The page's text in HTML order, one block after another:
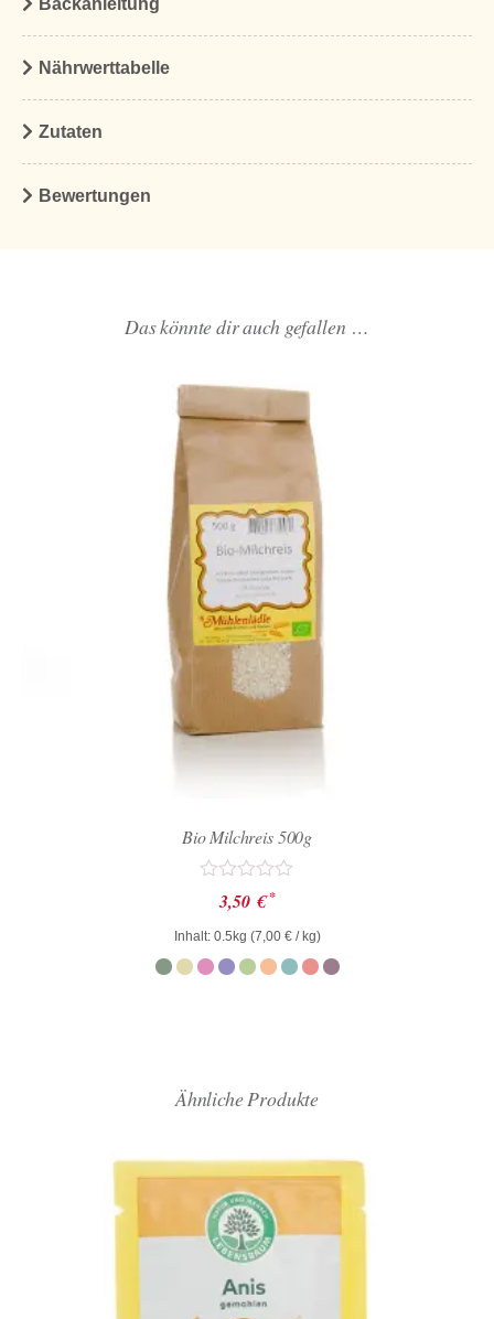
Nährwerttabelle
Zutaten
Bewertungen
Das könnte dir auch gefallen …
Bio Milchreis 500g
Bewertet
mit
0
von
5
3,50 € *
Inhalt: 0.5kg (7,00 €/ kg)
Ähnliche Produkte